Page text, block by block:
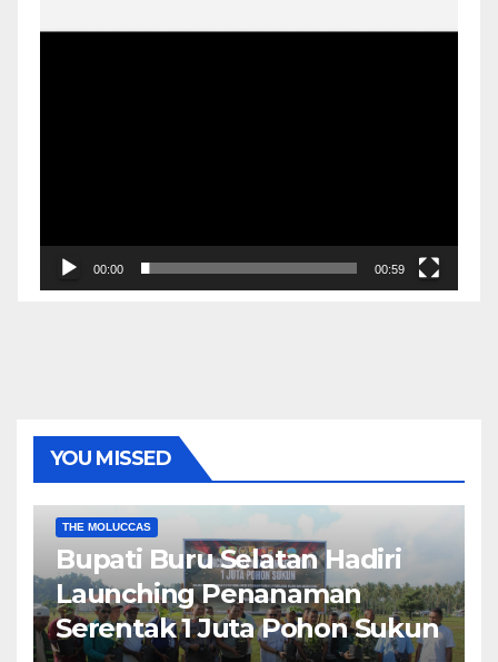
00:00 00:59
YOU MISSED
THE MOLUCCAS
Bupati Buru Selatan Hadiri
Launching Penanaman
Serentak 1 Juta Pohon Sukun